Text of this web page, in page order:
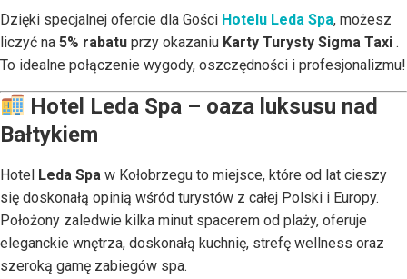
Dzięki specjalnej ofercie dla Gości Hotelu Leda Spa, możesz
liczyć na 5% rabatu przy okazaniu Karty Turysty Sigma Taxi .
To idealne połączenie wygody, oszczędności i profesjonalizmu!
Hotel Leda Spa – oaza luksusu nad
Bałtykiem
Hotel Leda Spa w Kołobrzegu to miejsce, które od lat cieszy
się doskonałą opinią wśród turystów z całej Polski i Europy.
Położony zaledwie kilka minut spacerem od plaży, oferuje
eleganckie wnętrza, doskonałą kuchnię, strefę wellness oraz
szeroką gamę zabiegów spa.